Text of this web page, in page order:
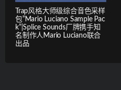
Trap风格大师级综合音色采样
包”Mario Luciano Sample Pac
k”|Splice Sounds厂牌携手知
名制作人Mario Luciano联合
出品